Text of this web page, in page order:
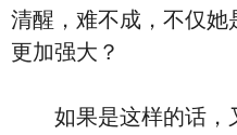
清醒，难不成，不仅她
更加强大？
如果是这样的话，